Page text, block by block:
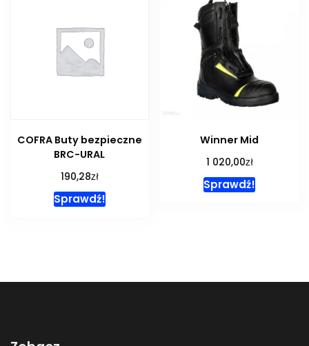
COFRA Buty bezpieczne
BRC-URAL
190,28zł
Sprawdź!
Winner Mid
1 020,00zł
Sprawdź!